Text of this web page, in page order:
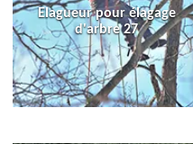
Elagueur pour élagage
d'arbre 27